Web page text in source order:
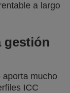
a largo
gestión
mucho
ICC